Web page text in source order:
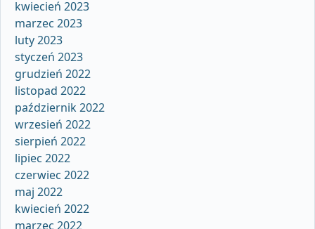
kwiecień 2023
marzec 2023
luty 2023
styczeń 2023
grudzień 2022
listopad 2022
październik 2022
wrzesień 2022
sierpień 2022
lipiec 2022
czerwiec 2022
maj 2022
kwiecień 2022
marzec 2022